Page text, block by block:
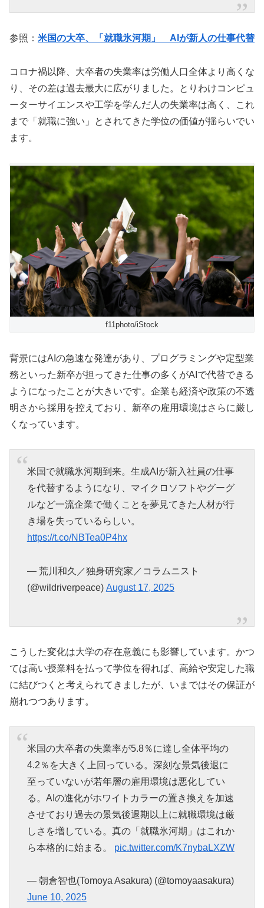
参照： 米国の大卒、「就職氷河期」 AIが新人の仕事代替
コロナ禍以降、大卒者の失業率は労働人口全体より高くな
り、その差は過去最大に広がりました。とりわけコンピュ
ーターサイエンスや工学を学んだ人の失業率は高く、これ
まで「就職に強い」とされてきた学位の価値が揺らいでい
ます。
f11photo/iStock
背景にはAIの急速な発達があり、プログラミングや定型業
務といった新卒が担ってきた仕事の多くがAIで代替できる
ようになったことが大きいです。企業も経済や政策の不透
明さから採用を控えており、新卒の雇用環境はさらに厳し
くなっています。
米国で就職氷河期到来。生成AIが新入社員の仕事
を代替するようになり、マイクロソフトやグーグ
ルなど一流企業で働くことを夢見てきた人材が行
き場を失っているらしい。
https://t.co/NBTea0P4hx
— 荒川和久／独身研究家／コラムニスト
(@wildriverpeace) August 17, 2025
こうした変化は大学の存在意義にも影響しています。かつ
ては高い授業料を払って学位を得れば、高給や安定した職
に結びつくと考えられてきましたが、いまではその保証が
崩れつつあります。
米国の大卒者の失業率が5.8％に達し全体平均の
4.2％を大きく上回っている。深刻な景気後退に
至っていないが若年層の雇用環境は悪化してい
る。AIの進化がホワイトカラーの置き換えを加速
させており過去の景気後退期以上に就職環境は厳
しさを増している。真の「就職氷河期」はこれか
ら本格的に始まる。 pic.twitter.com/K7nybaLXZW
— 朝倉智也(Tomoya Asakura) (@tomoyaasakura)
June 10, 2025